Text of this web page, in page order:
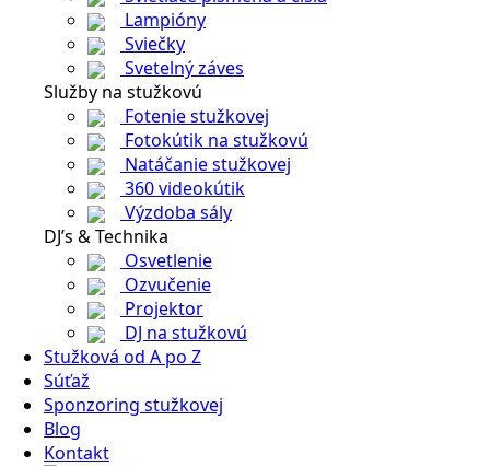
Lampióny
Sviečky
Svetelný záves
Služby na stužkovú
Fotenie stužkovej
Fotokútik na stužkovú
Natáčanie stužkovej
360 videokútik
Výzdoba sály
DJ’s & Technika
Osvetlenie
Ozvučenie
Projektor
DJ na stužkovú
Stužková od A po Z
Súťaž
Sponzoring stužkovej
Blog
Kontakt